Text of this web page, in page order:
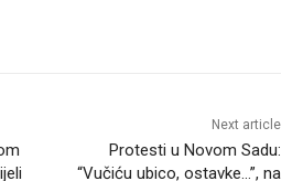
Next article
Protesti u Novom Sadu:
“Vučiću ubico, ostavke…”, na